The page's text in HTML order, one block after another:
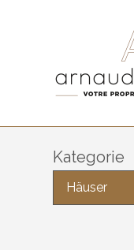
Kategorie
Häuser